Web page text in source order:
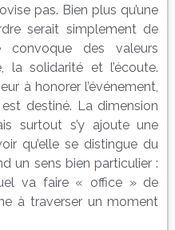
pas. Bien plus qu’une
serait simplement de
convoque des valeurs
la solidarité et l’écoute.
à honorer l’événement,
destiné. La dimension
surtout s’y ajoute une
qu’elle se distingue du
un sens bien particulier :
va faire « office » de
à traverser un moment